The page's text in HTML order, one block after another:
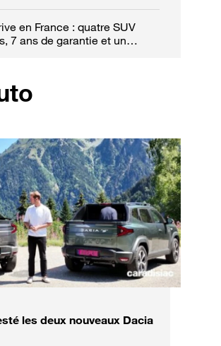
en France : quatre SUV
7 ans de garantie et un
les deux nouveaux Dacia